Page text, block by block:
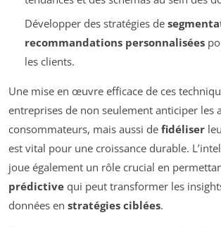
Développer des stratégies de
recommandations personnalisées
les clients.
Une mise en œuvre efficace de ces
entreprises de non seulement anticiper les
consommateurs, mais aussi de fidéliser
est vital pour une croissance durable.
joue également un rôle crucial en
prédictive qui peut transformer les
données en stratégies ciblées.